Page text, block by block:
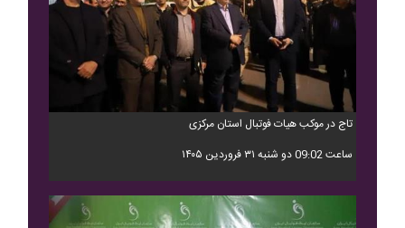
تاج در موکب هیات فوتبال استان مرکزی
ساعت 09:02 دو شنبه ۳۱ فروردین ۱۴۰۵